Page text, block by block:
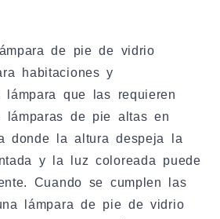
de pie de vidrio
habitaciones y
lámpara que las requieren
lámparas de pie altas en
donde la altura despeja la
y la luz coloreada puede
Cuando se cumplen las
lámpara de pie de vidrio